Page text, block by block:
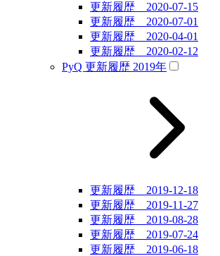
更新履歴 2020-07-15
更新履歴 2020-07-01
更新履歴 2020-04-01
更新履歴 2020-02-12
PyQ 更新履歴 2019年
更新履歴 2019-12-18
更新履歴 2019-11-27
更新履歴 2019-08-28
更新履歴 2019-07-24
更新履歴 2019-06-18